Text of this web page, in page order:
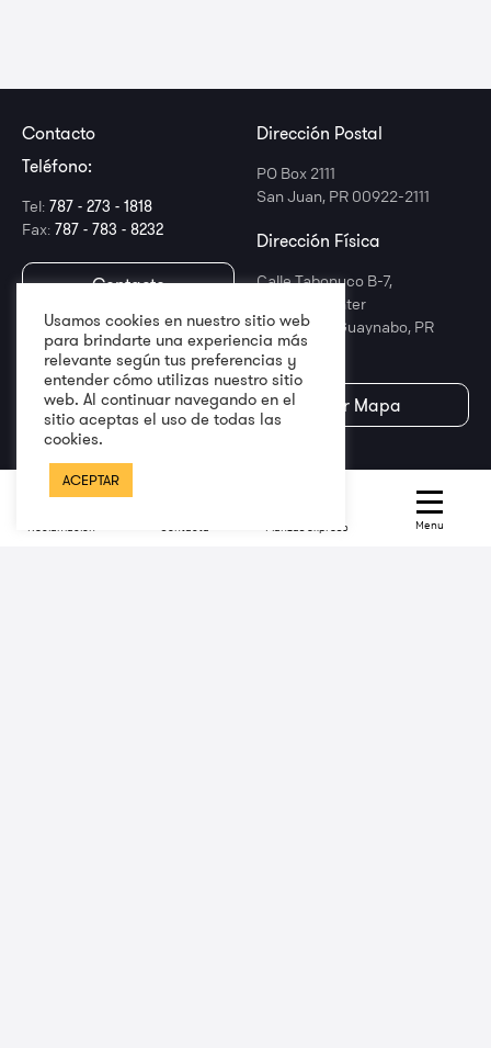
Fianzas expreso Menu
Contacto
Teléfono:
Tel: 787 - 273 - 1818
Fax: 787 - 783 - 8232
Contacto
Dirección Postal
PO Box 2111
San Juan, PR 00922-2111
Dirección Física
Calle Tabonuco B-7,
T-Mobile Center
Suite 1200, Guaynabo, PR
00968
Ver Mapa
Conócenos
Confidencialidad
Usamos cookies en nuestro sitio web
para brindarte una experiencia más
relevante según tus preferencias y
entender cómo utilizas nuestro sitio
web. Al continuar navegando en el
sitio aceptas el uso de todas las
cookies.
ACEPTAR